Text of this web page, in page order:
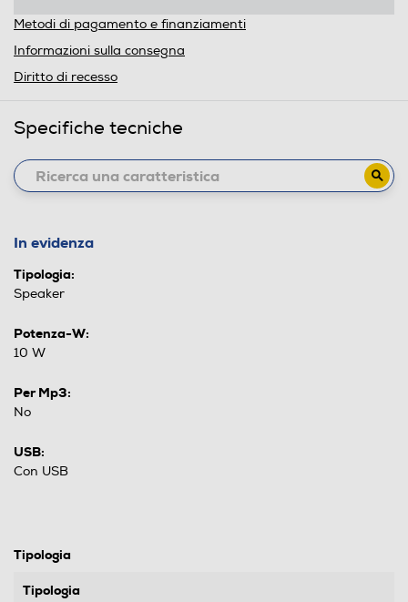
Metodi di pagamento e finanziamenti
Informazioni sulla consegna
Diritto di recesso
Specifiche tecniche
In evidenza
Tipologia:
Speaker
Potenza-W:
10 W
Per Mp3:
No
USB:
Con USB
Tipologia
Tipologia